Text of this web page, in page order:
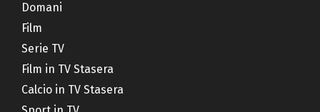
Domani
Film
Serie TV
Film in TV Stasera
Calcio in TV Stasera